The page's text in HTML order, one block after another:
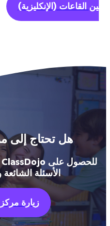
القاعات (الإنكليزية)
هل تحتاج إلى
الأسئلة
زيارة